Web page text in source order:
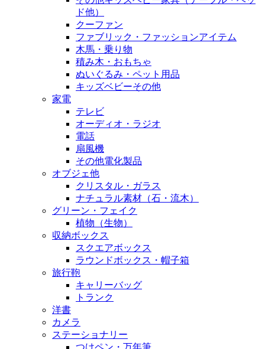
ド他）
クーファン
ファブリック・ファッションアイテム
木馬・乗り物
積み木・おもちゃ
ぬいぐるみ・ペット用品
キッズベビーその他
家電
テレビ
オーディオ・ラジオ
電話
扇風機
その他電化製品
オブジェ他
クリスタル・ガラス
ナチュラル素材（石・流木）
グリーン・フェイク
植物（生物）
収納ボックス
スクエアボックス
ラウンドボックス・帽子箱
旅行鞄
キャリーバッグ
トランク
洋書
カメラ
ステーショナリー
つけペン・万年筆